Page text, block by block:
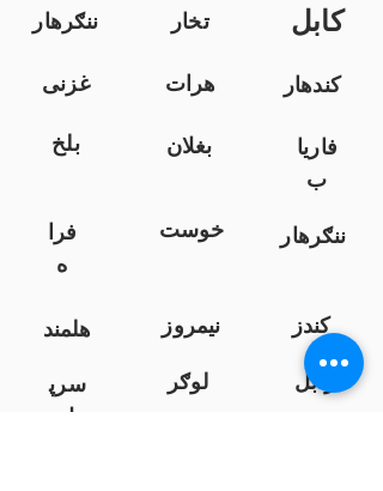
ننګرهار تخار کابل
غزنی هرات
کندهار
بلخ
بغلان
فاریا
ب
فرا
ه
خوست ننګرهار
هلمند نیمروز
کندز
سرپ
ل
لوګر زابل